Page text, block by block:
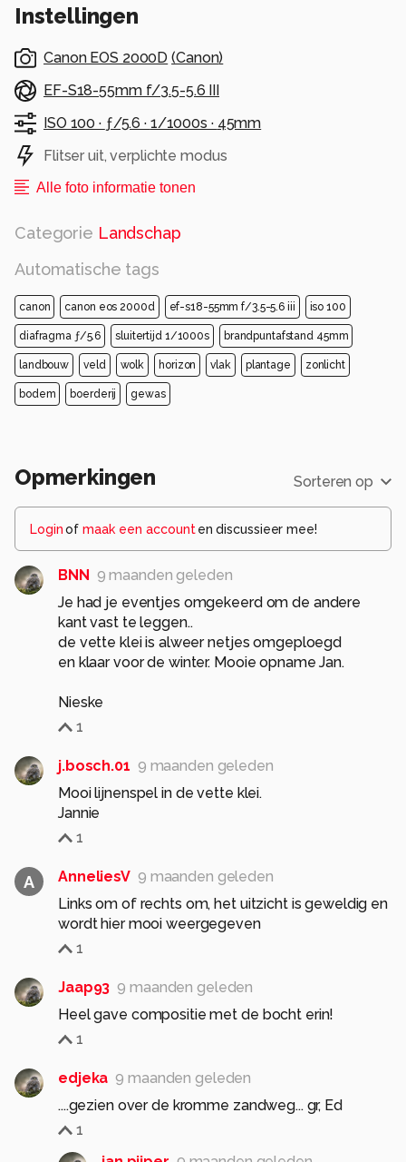
Instellingen
Canon EOS 2000D (Canon)
EF-S18-55mm f/3.5-5.6 III
ISO 100 · ƒ/5.6 · 1/1000s · 45mm
Flitser uit, verplichte modus
Alle foto informatie tonen
Categorie Landschap
Automatische tags
canon canon eos 2000d ef-s18-55mm f/3.5-5.6 iii iso 100
diafragma ƒ/5.6 sluitertijd 1/1000s brandpuntafstand 45mm
landbouw veld wolk horizon vlak plantage zonlicht
bodem boerderij gewas
Opmerkingen Sorteren op
Loginof maak een account en discussieer mee!
BNN 9 maanden geleden
Je had je eventjes omgekeerd om de andere
kant vast te leggen..
de vette klei is alweer netjes omgeploegd
en klaar voor de winter. Mooie opname Jan.
Nieske
1
j.bosch.01 9 maanden geleden
Mooi lijnenspel in de vette klei.
Jannie
1
A AnneliesV 9 maanden geleden
Links om of rechts om, het uitzicht is geweldig en
wordt hier mooi weergegeven
1
Jaap93 9 maanden geleden
Heel gave compositie met de bocht erin!
1
edjeka 9 maanden geleden
....gezien over de kromme zandweg... gr, Ed
1